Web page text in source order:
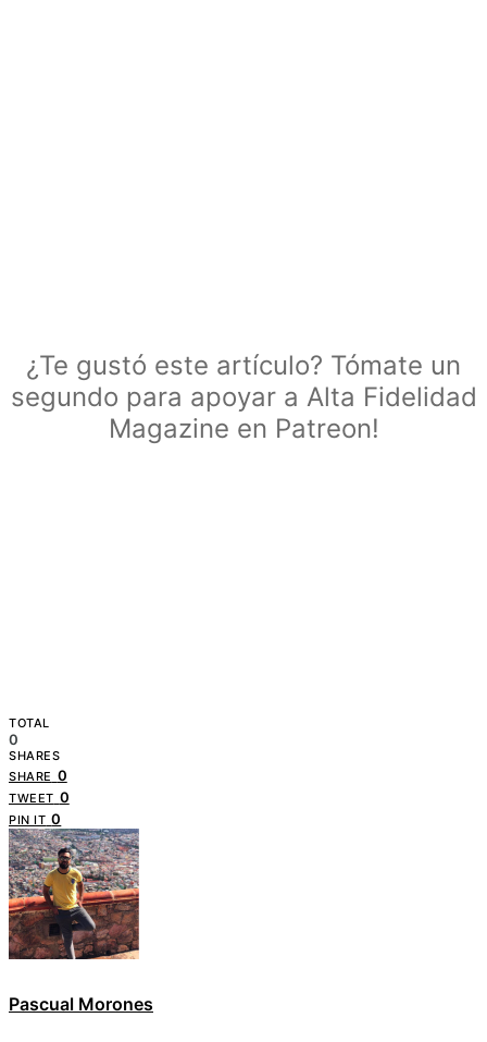
¿Te gustó este artículo? Tómate un
segundo para apoyar a Alta Fidelidad
Magazine en Patreon!
TOTAL
0
SHARES
SHARE 0
TWEET 0
PIN IT 0
Pascual Morones